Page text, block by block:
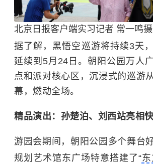
北京日报客户端实习记者 常一鸣摄
据了解，黑悟空巡游将持续3天
延续到5月24日。朝阳公园万人
点和派对核心区，沉浸式的巡游
幕，燃动全场。
精品演出：孙楚泊、刘西站亮相
游园会期间，朝阳公园多个舞台
规划艺术馆东广场特意搭建了“